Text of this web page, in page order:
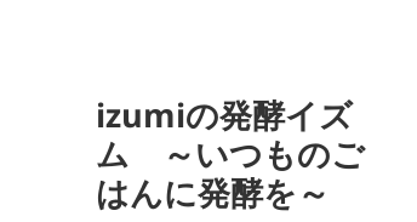
izumiの発酵イズ
ム ～いつものご
はんに発酵を～